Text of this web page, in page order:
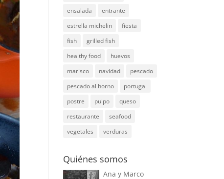
ensalada
entrante
estrella michelin
fiesta
fish
grilled fish
healthy food
huevos
marisco
navidad
pescado
pescado al horno
portugal
postre
pulpo
queso
restaurante
seafood
vegetales
verduras
Quiénes somos
Ana y Marco